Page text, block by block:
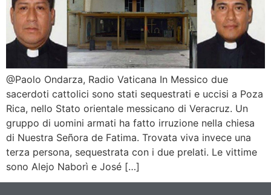
@Paolo Ondarza, Radio Vaticana In Messico due
sacerdoti cattolici sono stati sequestrati e uccisi a Poza
Rica, nello Stato orientale messicano di Veracruz. Un
gruppo di uomini armati ha fatto irruzione nella chiesa
di Nuestra Señora de Fatima. Trovata viva invece una
terza persona, sequestrata con i due prelati. Le vittime
sono Alejo Naborì e José […]